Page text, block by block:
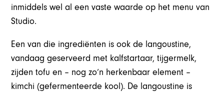
inmiddels wel al een vaste waarde op het menu van
Studio.
Een van die ingrediënten is ook de langoustine,
vandaag geserveerd met kalfstartaar, tijgermelk,
zijden tofu en – nog zo’n herkenbaar element –
kimchi (gefermenteerde kool). De langoustine is